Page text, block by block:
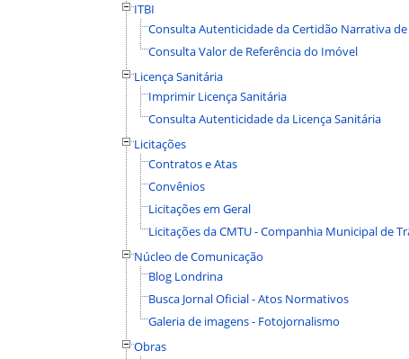
ITBI
Consulta Autenticidade da Certidão Narrativa de
Consulta Valor de Referência do Imóvel
Licença Sanitária
Imprimir Licença Sanitária
Consulta Autenticidade da Licença Sanitária
Licitações
Contratos e Atas
Convênios
Licitações em Geral
Licitações da CMTU - Companhia Municipal de
Núcleo de Comunicação
Blog Londrina
Busca Jornal Oficial - Atos Normativos
Galeria de imagens - Fotojornalismo
Obras